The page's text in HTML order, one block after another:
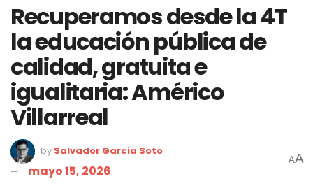
Recuperamos desde la 4T
la educación pública de
calidad, gratuita e
igualitaria: Américo
Villarreal
by Salvador Garcia Soto
mayo 15, 2026
AA